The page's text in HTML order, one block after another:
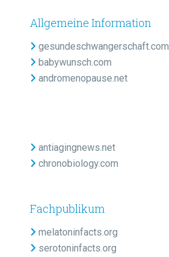
Allgemeine Information
gesundeschwangerschaft.com
babywunsch.com
andromenopause.net
antiagingnews.net
chronobiology.com
Fachpublikum
melatoninfacts.org
serotoninfacts.org